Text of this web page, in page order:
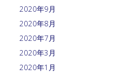
2020年9月
2020年8月
2020年7月
2020年3月
2020年1月